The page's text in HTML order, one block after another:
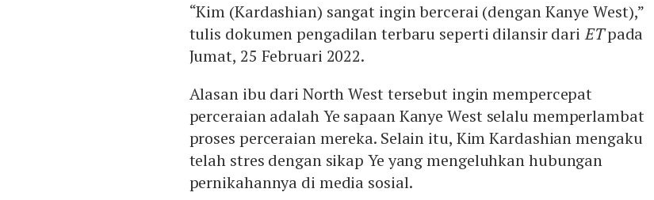
“Kim (Kardashian) sangat ingin bercerai (dengan Kanye West),”
tulis dokumen pengadilan terbaru seperti dilansir dari ETpada
Jumat, 25 Februari 2022.
Alasan ibu dari North West tersebut ingin mempercepat
perceraian adalah Ye sapaan Kanye West selalu memperlambat
proses perceraian mereka. Selain itu, Kim Kardashian mengaku
telah stres dengan sikap Ye yang mengeluhkan hubungan
pernikahannya di media sosial.